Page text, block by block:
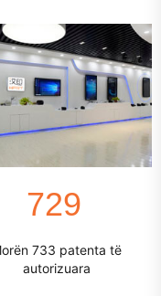
781
733 patenta të
autorizuara